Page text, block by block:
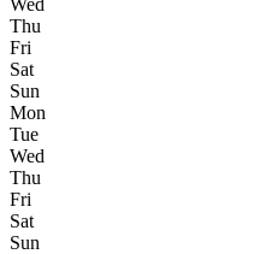
Wed
Thu
Fri
Sat
Sun
Mon
Tue
Wed
Thu
Fri
Sat
Sun